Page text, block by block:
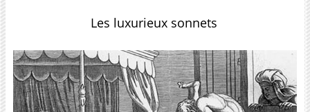
Les luxurieux sonnets